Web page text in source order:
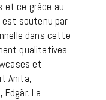
et ce grâce au
est soutenu par
dans cette
qualitatives.
et
Anita,
La